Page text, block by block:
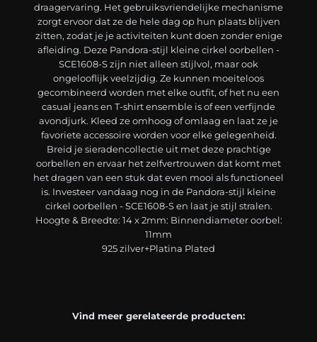
draagervaring. Het gebruiksvriendelijke mechanisme
zorgt ervoor dat ze de hele dag op hun plaats blijven
zitten, zodat je je activiteiten kunt doen zonder enige
afleiding. Deze Pandora-stijl kleine cirkel oorbellen -
SCE1608-S zijn niet alleen stijlvol, maar ook
ongelooflijk veelzijdig. Ze kunnen moeiteloos
gecombineerd worden met elke outfit, of het nu een
casual jeans en T-shirt ensemble is of een verfijnde
avondjurk. Kleed ze omhoog of omlaag en laat ze je
favoriete accessoire worden voor elke gelegenheid.
Breid je sieradencollectie uit met deze prachtige
oorbellen en ervaar het zelfvertrouwen dat komt met
het dragen van een stuk dat even mooi als functioneel
is. Investeer vandaag nog in de Pandora-stijl kleine
cirkel oorbellen - SCE1608-S en laat je stijl stralen.
Hoogte & Breedte: 14 x 2mm: Binnendiameter oorbel:
11mm
925 zilver+Platina Plated
Vind meer gerelateerde producten: